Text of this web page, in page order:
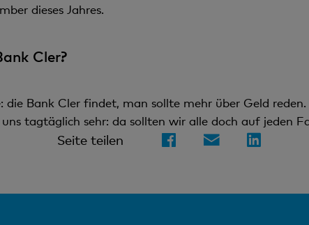
dieses Jahres.
Cler?
die Bank Cler findet, man sollte mehr über Geld
tagtäglich sehr: da sollten wir alle doch auf jeden
Seite teilen